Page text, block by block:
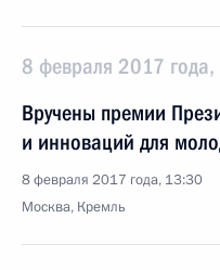
8 февраля 2017 года,
Вручены премии
и инноваций для
8 февраля 2017 года, 13:30
Москва, Кремль